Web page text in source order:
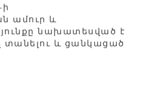
ի
ամուր և
նախատեսված է
և ցանկացած